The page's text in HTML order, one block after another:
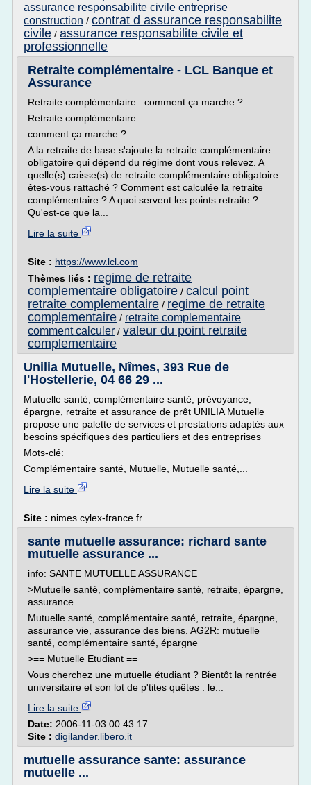
assurance responsabilite civile entreprise
construction / contrat d assurance responsabilite
civile / assurance responsabilite civile et
professionnelle
Retraite complémentaire - LCL Banque et
Assurance
Retraite complémentaire : comment ça marche ?
Retraite complémentaire :
comment ça marche ?
A la retraite de base s'ajoute la retraite complémentaire
obligatoire qui dépend du régime dont vous relevez. A
quelle(s) caisse(s) de retraite complémentaire obligatoire
êtes-vous rattaché ? Comment est calculée la retraite
complémentaire ? A quoi servent les points retraite ?
Qu'est-ce que la...
Lire la suite
Site : https://www.lcl.com
Thèmes liés : regime de retraite
complementaire obligatoire / calcul point
retraite complementaire / regime de retraite
complementaire / retraite complementaire
comment calculer / valeur du point retraite
complementaire
Unilia Mutuelle, Nîmes, 393 Rue de
l'Hostellerie, 04 66 29 ...
Mutuelle santé, complémentaire santé, prévoyance,
épargne, retraite et assurance de prêt UNILIA Mutuelle
propose une palette de services et prestations adaptés aux
besoins spécifiques des particuliers et des entreprises
Mots-clé:
Complémentaire santé, Mutuelle, Mutuelle santé,...
Lire la suite
Site : nimes.cylex-france.fr
sante mutuelle assurance: richard sante
mutuelle assurance ...
info: SANTE MUTUELLE ASSURANCE
>Mutuelle santé, complémentaire santé, retraite, épargne,
assurance
Mutuelle santé, complémentaire santé, retraite, épargne,
assurance vie, assurance des biens. AG2R: mutuelle
santé, complémentaire santé, épargne
>== Mutuelle Etudiant ==
Vous cherchez une mutuelle étudiant ? Bientôt la rentrée
universitaire et son lot de p'tites quêtes : le...
Lire la suite
Date: 2006-11-03 00:43:17
Site : digilander.libero.it
mutuelle assurance sante: assurance
mutuelle ...